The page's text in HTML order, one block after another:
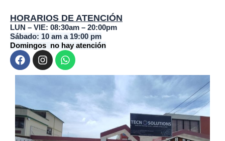
HORARIOS DE ATENCIÓN
LUN – VIE: 08:30am – 20:00pm
Sábado: 10 am a 19:00 pm
Domingos no hay atención
F
a
c
o
o
k
I
n
s
r
a
m
W
h
a
a